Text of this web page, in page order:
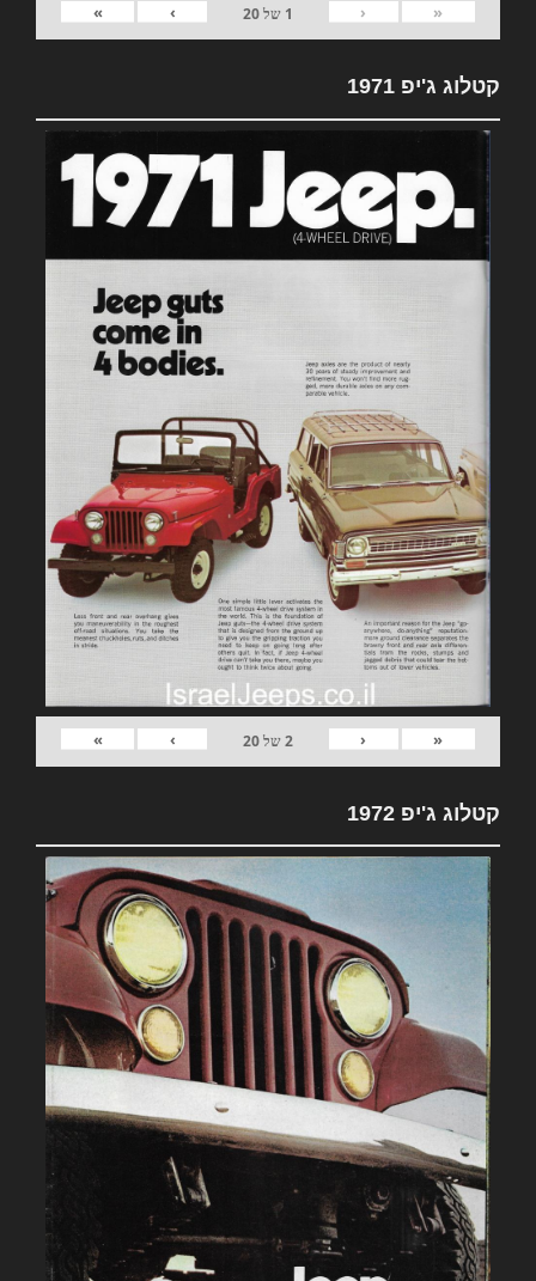
«
‹
1 של20
›
»
קטלוג ג'יפ 1971
«
‹
2של20
›
»
קטלוג ג'יפ 1972